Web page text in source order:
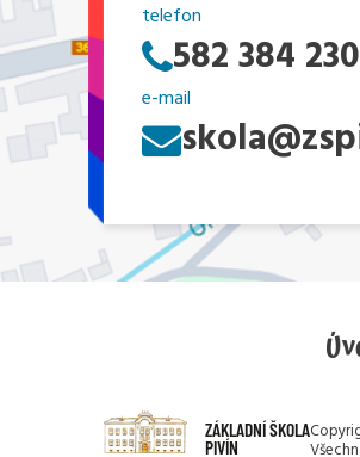
telefon
582 384 230
e-mail
ZÁKLADNÍ ŠKOLA
PIVÍN